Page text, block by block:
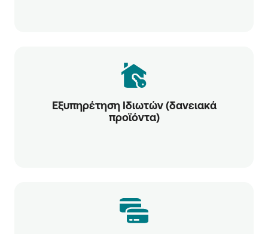
Εξυπηρέτηση Ιδιωτών (δανειακά
προϊόντα)